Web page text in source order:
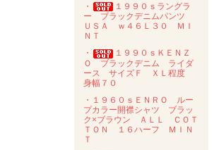
・
１９９０ｓラングラ
ー ブラックデニムパンツ
ＵＳＡ ｗ４６Ｌ３０ ＭＩ
ＮＴ
・
１９９０ｓＫＥＮＺ
Ｏ ブラックデニム ライダ
ース サイズＦ ＸＬ程度
身幅７０
・１９６０ｓＥＮＲＯ ルー
プカラー開襟シャツ ブラッ
ク×ブラウン ＡＬＬ ＣＯＴ
ＴＯＮ １６ハーフ ＭＩＮ
Ｔ